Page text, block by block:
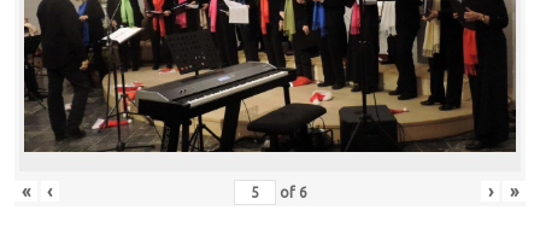
« ‹ of 6 › »